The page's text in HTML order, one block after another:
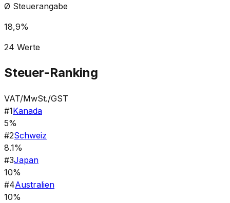
Ø Steuerangabe
18,9%
24 Werte
Steuer-Ranking
VAT/MwSt./GST
#1Kanada
5%
#2Schweiz
8.1%
#3Japan
10%
#4Australien
10%